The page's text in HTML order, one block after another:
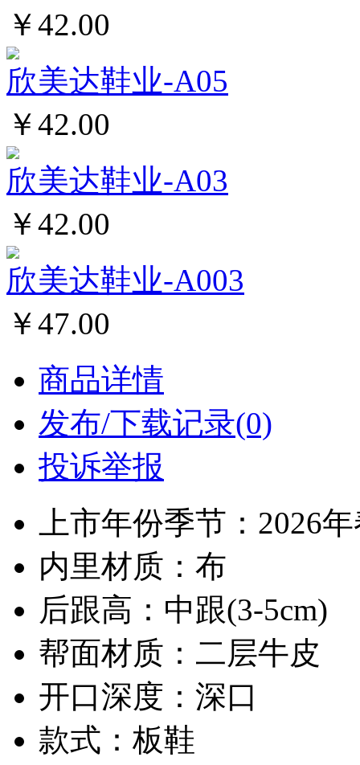
￥42.00
欣美达鞋业-A05
￥42.00
欣美达鞋业-A03
￥42.00
欣美达鞋业-A003
￥47.00
商品详情
发布/下载记录(0)
投诉举报
上市年份季节：2026
内里材质：布
后跟高：中跟(3-5cm)
帮面材质：二层牛皮
开口深度：深口
款式：板鞋